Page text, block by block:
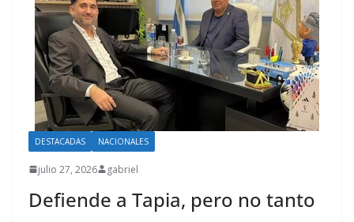
DESTACADAS NACIONALES
julio 27, 2026 gabriel
Defiende a Tapia, pero no tanto